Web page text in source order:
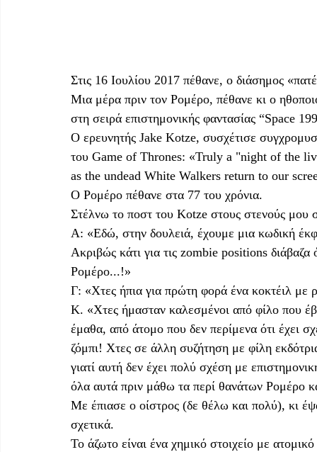
Στις 16 Ιουλίου 2017 πέθανε, ο διάσημος
Μια μέρα πριν τον Ρομέρο, πέθανε κι ο
στη σειρά επιστημονικής φαντασίας “Space
Ο ερευνητής Jake Kotze, συσχέτισε
του Game of Thrones: «Truly a "night of the
as the undead White Walkers return to our
Ο Ρομέρο πέθανε στα 77 του χρόνια.
Στέλνω το ποστ του Kotze στους στενούς
Α: «Εδώ, στην δουλειά, έχουμε μια κωδική
Ακριβώς κάτι για τις zombie positions
Ρομέρο...!»
Γ: «Χτες ήπια για πρώτη φορά ένα κοκτέιλ
Κ. «Χτες ήμασταν καλεσμένοι από φίλο που
έμαθα, από άτομο που δεν περίμενα ότι έχει
ζόμπι! Χτες σε άλλη συζήτηση με φίλη
γιατί αυτή δεν έχει πολύ σχέση με
όλα αυτά πριν μάθω τα περί θανάτων Ρομέρο
Με έπιασε ο οίστρος (δε θέλω και πολύ), κι
σχετικά.
Το άζωτο είναι ένα χημικό στοιχείο με